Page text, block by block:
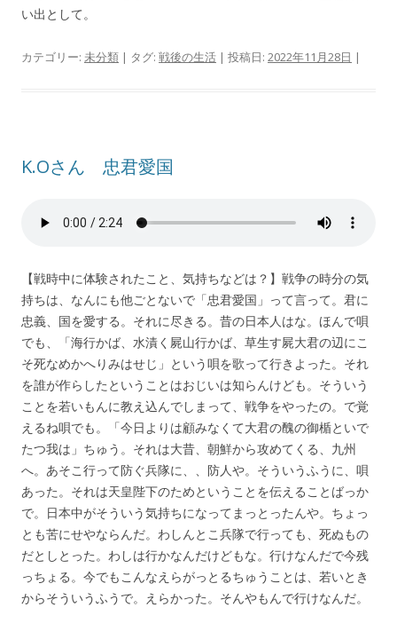
い出として。
カテゴリー: 未分類 | タグ: 戦後の生活 | 投稿日: 2022年11月28日 |
K.Oさん 忠君愛国
【戦時中に体験されたこと、気持ちなどは？】戦争の時分の気
持ちは、なんにも他ごとないで「忠君愛国」って言って。君に
忠義、国を愛する。それに尽きる。昔の日本人はな。ほんで唄
でも、「海行かば、水漬く屍山行かば、草生す屍大君の辺にこ
そ死なめかへりみはせじ」という唄を歌って行きよった。それ
を誰が作らしたということはおじいは知らんけども。そういう
ことを若いもんに教え込んでしまって、戦争をやったの。で覚
えるね唄でも。「今日よりは顧みなくて大君の醜の御楯といで
たつ我は」ちゅう。それは大昔、朝鮮から攻めてくる、九州
へ。あそこ行って防ぐ兵隊に、、防人や。そういうふうに、唄
あった。それは天皇陛下のためということを伝えることばっか
で。日本中がそういう気持ちになってまっとったんや。ちょっ
とも苦にせやならんだ。わしんとこ兵隊で行っても、死ぬもの
だとしとった。わしは行かなんだけどもな。行けなんだで今残
っちょる。今でもこんなえらがっとるちゅうことは、若いとき
からそういうふうで。えらかった。そんやもんで行けなんだ。